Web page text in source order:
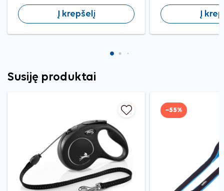
Į krepšelį Į
Susiję produktai
−55%